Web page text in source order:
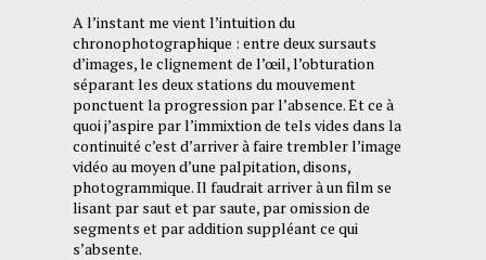
A l’instant me vient l’intuition du
chronophotographique : entre deux sursauts
d’images, le clignement de l’œil, l’obturation
séparant les deux stations du mouvement
ponctuent la progression par l’absence. Et ce à
quoi j’aspire par l’immixtion de tels vides dans la
continuité c’est d’arriver à faire trembler l’image
vidéo au moyen d’une palpitation, disons,
photogrammique. Il faudrait arriver à un film se
lisant par saut et par saute, par omission de
segments et par addition suppléant ce qui
s’absente.